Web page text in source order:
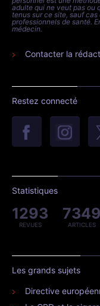
adulte qui ne veut pas ou
tenus sur ce site, sauf
professionnels de santé.
médecin.
Contacter la
Restez connecté
Statistiques
1293
REVUES
7349
ARTICLES
Les grands sujets
Directive